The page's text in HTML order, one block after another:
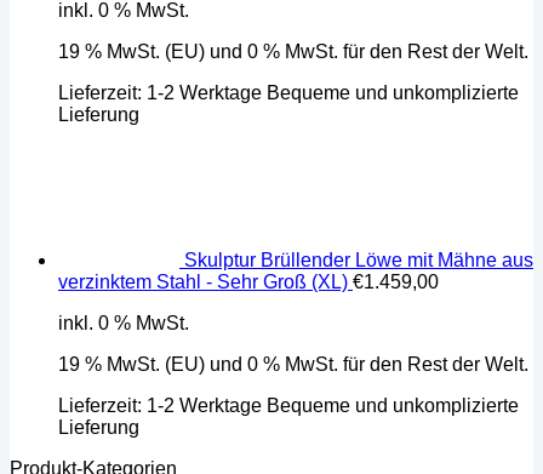
inkl. 0 % MwSt.
19 % MwSt. (EU) und 0 % MwSt. für den Rest der Welt.
Lieferzeit: 1-2 Werktage Bequeme und unkomplizierte
Lieferung
Skulptur Brüllender Löwe mit Mähne aus
verzinktem Stahl - Sehr Groß (XL) €1.459,00
inkl. 0 % MwSt.
19 % MwSt. (EU) und 0 % MwSt. für den Rest der Welt.
Lieferzeit: 1-2 Werktage Bequeme und unkomplizierte
Lieferung
Produkt-Kategorien